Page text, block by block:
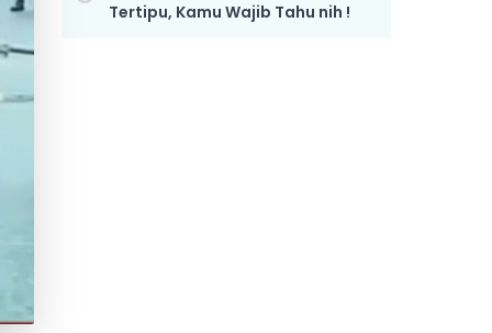
Tertipu, Kamu Wajib Tahu nih !